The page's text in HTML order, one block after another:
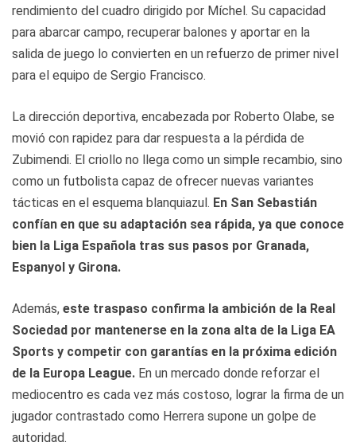
rendimiento del cuadro dirigido por Míchel. Su capacidad
para abarcar campo, recuperar balones y aportar en la
salida de juego lo convierten en un refuerzo de primer nivel
para el equipo de Sergio Francisco.
La dirección deportiva, encabezada por Roberto Olabe, se
movió con rapidez para dar respuesta a la pérdida de
Zubimendi. El criollo no llega como un simple recambio, sino
como un futbolista capaz de ofrecer nuevas variantes
tácticas en el esquema blanquiazul. En San Sebastián
confían en que su adaptación sea rápida, ya que conoce
bien la Liga Española tras sus pasos por Granada,
Espanyol y Girona.
Además, este traspaso confirma la ambición de la Real
Sociedad por mantenerse en la zona alta de la Liga EA
Sports y competir con garantías en la próxima edición
de la Europa League. En un mercado donde reforzar el
mediocentro es cada vez más costoso, lograr la firma de un
jugador contrastado como Herrera supone un golpe de
autoridad.